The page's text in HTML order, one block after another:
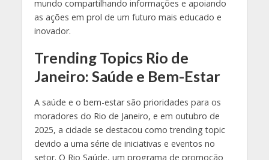
mundo compartilhando informações e apoiando
as ações em prol de um futuro mais educado e
inovador.
Trending Topics Rio de
Janeiro: Saúde e Bem-Estar
A saúde e o bem-estar são prioridades para os
moradores do Rio de Janeiro, e em outubro de
2025, a cidade se destacou como trending topic
devido a uma série de iniciativas e eventos no
setor. O Rio Saúde, um programa de promoção